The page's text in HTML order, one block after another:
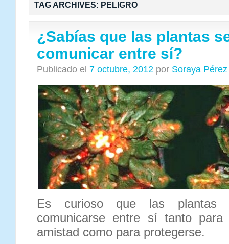
TAG ARCHIVES: PELIGRO
¿Sabías que las plantas
comunicar entre sí?
Publicado el 7 octubre, 2012 por Soraya Pérez
Es curioso que las plantas
comunicarse entre sí tanto para
amistad como para protegerse.